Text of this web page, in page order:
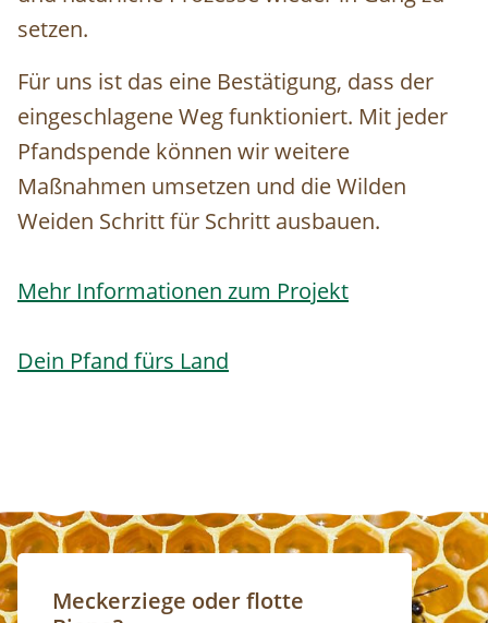
setzen.
Für uns ist das eine Bestätigung, dass der
eingeschlagene Weg funktioniert. Mit jeder
Pfandspende können wir weitere
Maßnahmen umsetzen und die Wilden
Weiden Schritt für Schritt ausbauen.
Mehr Informationen zum Projekt
Dein Pfand fürs Land
Meckerziege oder flotte